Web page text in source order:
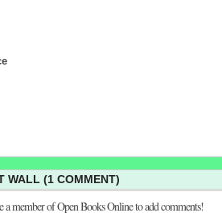
WALL (1 COMMENT)
a member of Open Books Online to add comments!